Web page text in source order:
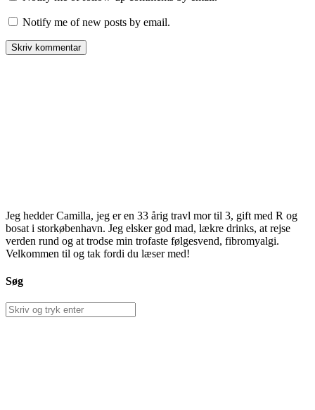
Notify me of new posts by email.
Jeg hedder Camilla, jeg er en 33 årig travl mor til 3, gift med R og
bosat i storkøbenhavn. Jeg elsker god mad, lækre drinks, at rejse
verden rund og at trodse min trofaste følgesvend, fibromyalgi.
Velkommen til og tak fordi du læser med!
Søg